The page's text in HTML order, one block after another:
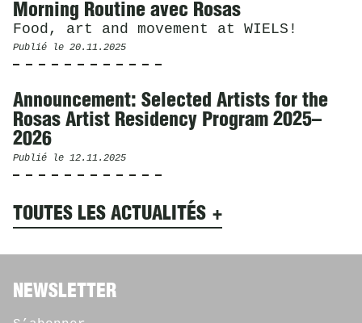
Morning Routine avec Rosas
Food, art and movement at WIELS!
Publié le 20.11.2025
Announcement: Selected Artists for the
Rosas Artist Residency Program 2025–
2026
Publié le 12.11.2025
TOUTES LES ACTUALITÉS
NEWSLETTER